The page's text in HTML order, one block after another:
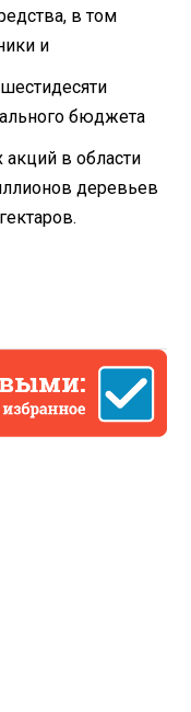
в том
и
бюджета
в области
деревьев